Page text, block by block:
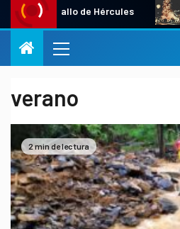
Gallo de Hércules
verano
2 min de lectura